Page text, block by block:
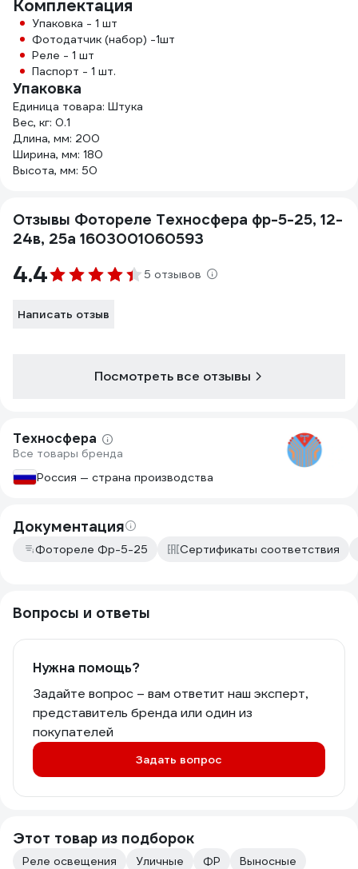
Комплектация
Упаковка - 1 шт
Фотодатчик (набор) -1шт
Реле - 1 шт
Паспорт - 1 шт.
Упаковка
Единица товара: Штука
Вес, кг: 0.1
Длина, мм: 200
Ширина, мм: 180
Высота, мм: 50
Отзывы Фотореле Техносфера фр-5-25, 12-
24в, 25а 1603001060593
4.4 5 отзывов
Написать отзыв
Посмотреть все отзывы
Техносфера
Все товары бренда
Россия — страна производства
Документация
Фотореле Фр-5-25 Сертификаты соответствия
Вопросы и ответы
Нужна помощь?
Задайте вопрос – вам ответит наш эксперт,
представитель бренда или один из
покупателей
Задать вопрос
Этот товар из подборок
Реле освещения Уличные ФР
Выносные